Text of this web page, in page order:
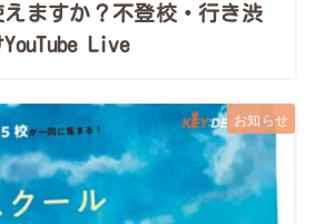
ますか？不登校・行き渋
Live
お知らせ